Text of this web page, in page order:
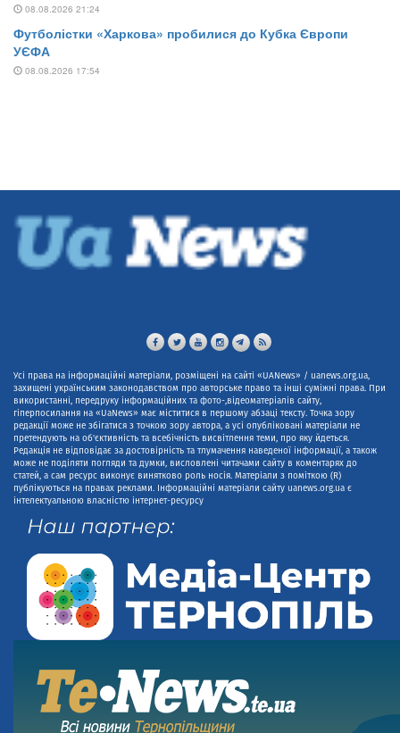
Усі права на інформаційні матеріали, розміщені на сайті «UANews» / uanews.org.ua,
захищені українським законодавством про авторське право та інші суміжні права. При
використанні, передруку інформаційних та фото-,відеоматеріалів сайту,
гіперпосилання на «UaNews» має міститися в першому абзаці тексту. Точка зору
редакції може не збігатися з точкою зору автора, а усі опубліковані матеріали не
претендують на об'єктивність та всебічність висвітлення теми, про яку йдеться.
Редакція не відповідає за достовірність та тлумачення наведеної інформації, а також
може не поділяти погляди та думки, висловлені читачами сайту в коментарях до
статей, а сам ресурс виконує винятково роль носія. Матеріали з поміткою (R)
публікуються на правах реклами. Інформаційні матеріали сайту uanews.org.ua є
інтелектуальною власністю інтернет-ресурсу